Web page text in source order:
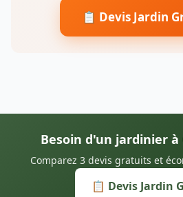
📋 Devis Jardin
Besoin d'un jardinier à
Comparez 3 devis gratuits et
📋 Devis Jardin